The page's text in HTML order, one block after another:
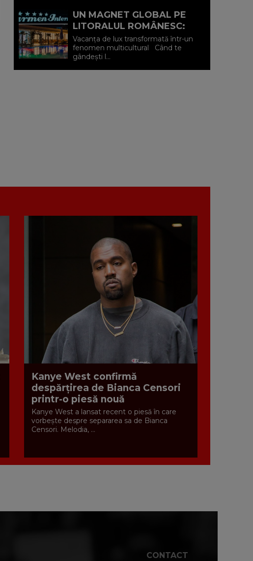
UN MAGNET GLOBAL PE
LITORALUL ROMÂNESC:
HOTEL CARMEN
INTERNATIONAL 5★ DIN
VENUS (P)
Vacanța de lux transformată într-un
fenomen multicultural Când te
gândești l...
Kanye West confirmă
despărțirea de Bianca Censori
printr-o piesă nouă
Kanye West a lansat recent o piesă în care
vorbește despre separarea sa de Bianca
Censori. Melodia, ...
CONTACT